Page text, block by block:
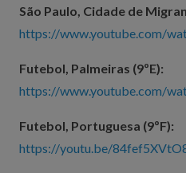
São Paulo, Cidade de
https://www.youtube.com/
Futebol, Palmeiras (9ºE):
https://www.youtube.com/
Futebol, Portuguesa (9ºF):
https://youtu.be/